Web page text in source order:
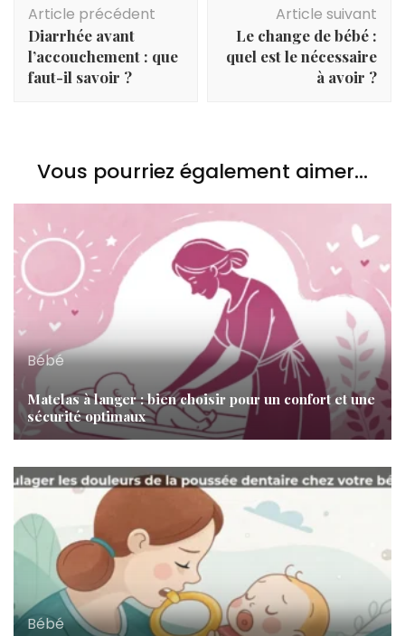
d'article
Article précédent
Diarrhée avant
l’accouchement : que
faut-il savoir ?
Article suivant
Le change de bébé :
quel est le nécessaire
à avoir ?
Vous pourriez également aimer...
Bébé
Matelas à langer : bien choisir pour un confort et une
sécurité optimaux
Bébé